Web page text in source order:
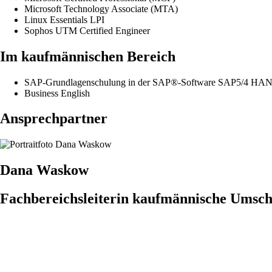
Microsoft Technology Associate (MTA)
Linux Essentials LPI
Sophos UTM Certified Engineer
Im kaufmännischen Bereich
SAP-Grundlagenschulung in der SAP®-Software SAP5/4
Business English
Ansprechpartner
Dana Waskow
Fachbereichsleiterin kaufmännische